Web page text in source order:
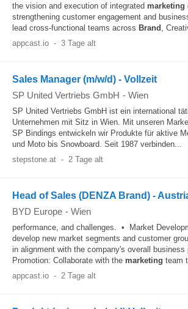
the vision and execution of integrated marketing
strengthening customer engagement and
lead cross-functional teams across Brand ,
appcast.io - 3 Tage alt
Sales Manager (m/w/d) - Vollzeit
SP United Vertriebs GmbH - Wien
SP United Vertriebs GmbH ist ein international
Unternehmen mit Sitz in Wien. Mit unseren
SP Bindings entwickeln wir Produkte für aktive
und Moto bis Snowboard. Seit 1987 verbinden...
stepstone.at - 2 Tage alt
Head of Sales (DENZA Brand) -
BYD Europe - Wien
performance, and challenges. • Market
develop new market segments and customer
in alignment with the company's overall
Promotion: Collaborate with the marketing team
appcast.io - 2 Tage alt